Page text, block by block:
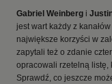
Gabriel Weinberg i
jest wart każdy z
największe korzyści w
zapytali też o zdanie
opracowali rzetelną listę,
Sprawdź, co jeszcze